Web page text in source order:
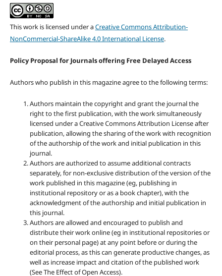
This work is licensed under aCreative Commons Attribution-
NonCommercial-ShareAlike 4.0 International License.
Policy Proposal for Journals offering Free Delayed Access
Authors who publish in this magazine agree to the following terms:
Authors maintain the copyright and grant the journal the
right to the first publication, with the work simultaneously
licensed under a Creative Commons Attribution License after
publication, allowing the sharing of the work with recognition
of the authorship of the work and initial publication in this
journal.
Authors are authorized to assume additional contracts
separately, for non-exclusive distribution of the version of the
work published in this magazine (eg, publishing in
institutional repository or as a book chapter), with the
acknowledgment of the authorship and initial publication in
this journal.
Authors are allowed and encouraged to publish and
distribute their work online (eg in institutional repositories or
on their personal page) at any point before or during the
editorial process, as this can generate productive changes, as
well as increase impact and citation of the published work
(See The Effect of Open Access).